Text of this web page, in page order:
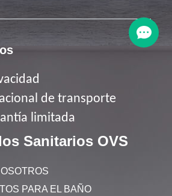
de transporte
limitada
Sanitarios OVS
PARA EL BAÑO